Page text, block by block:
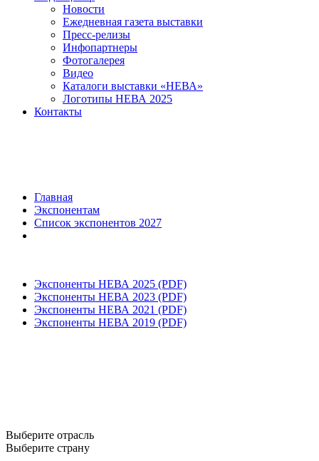
Новости
Ежедневная газета выставки
Пресс-релизы
Инфопартнеры
Фотогалерея
Видео
Каталоги выставки «НЕВА»
Логотипы НЕВА 2025
Контакты
Главная
Экспонентам
Список экспонентов 2027
Экспоненты НЕВА 2025 (PDF)
Экспоненты НЕВА 2023 (PDF)
Экспоненты НЕВА 2021 (PDF)
Экспоненты НЕВА 2019 (PDF)
Выберите отрасль
Выберите страну